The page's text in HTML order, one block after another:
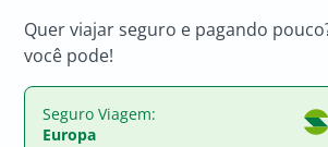
Quer viajar seguro e pagando
você pode!
Seguro Viagem:
Europa